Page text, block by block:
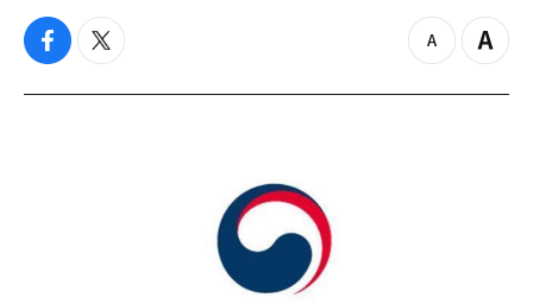
f
c
t
i
z
o
Z
o